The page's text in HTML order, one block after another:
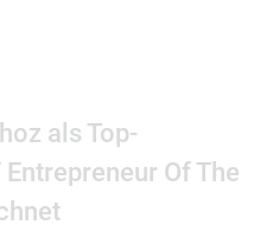
als Top-
Of The